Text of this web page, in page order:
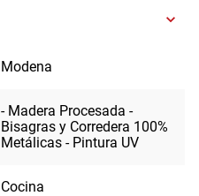
Modena
- Madera Procesada -
Bisagras y Corredera 100%
Metálicas - Pintura UV
Cocina